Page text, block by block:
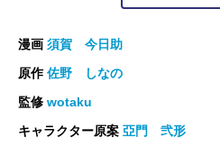
漫画 須賀 今日助
原作佐野 しなの
監修 wotaku
キャラクター原案 亞門 弐形